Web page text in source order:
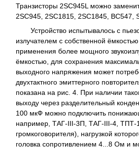
Транзисторы 2SC945L можно
2SC945, 2SC1815, 2SC1845, BC547,
Устройство испытывалось с
излучателем с собственной
применения более мощного
ёмкостью, для сохранения
выходного напряжения может
двухтактного эмиттерного
показана на рис. 4. При наличии
выходу через разделительный
100 мкФ можно подключить
например, ТАГ-III-3П, ТАГ-III-4, ТПТ-1
громкоговорителя), нагрузкой
головка сопротивлением 4...8 Ом и